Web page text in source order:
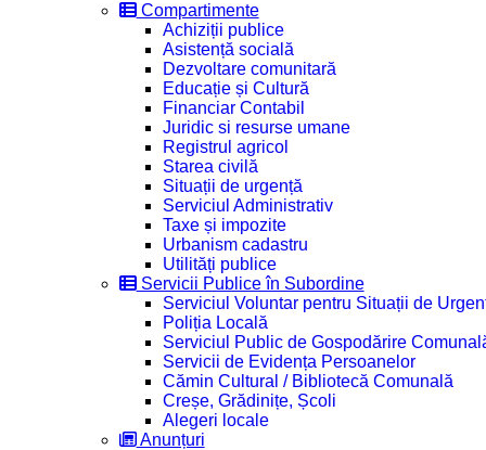
Compartimente
Achiziții publice
Asistență socială
Dezvoltare comunitară
Educație și Cultură
Financiar Contabil
Juridic si resurse umane
Registrul agricol
Starea civilă
Situații de urgență
Serviciul Administrativ
Taxe și impozite
Urbanism cadastru
Utilități publice
Servicii Publice în Subordine
Serviciul Voluntar pentru Situații de
Poliția Locală
Serviciul Public de Gospodărire
Servicii de Evidența Persoanelor
Cămin Cultural / Bibliotecă Comunală
Creșe, Grădinițe, Școli
Alegeri locale
Anunțuri